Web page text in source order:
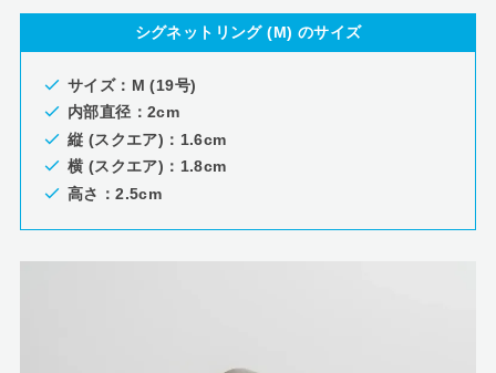
シグネットリング (M) のサイズ
サイズ：M (19号)
内部直径：2cm
縦 (スクエア)：1.6cm
横 (スクエア)：1.8cm
高さ：2.5cm